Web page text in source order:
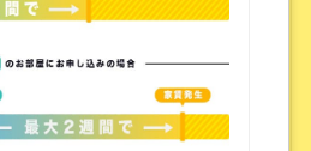
ったきっかけ *
／Yahoo! など）
広告／SNS広告 など）